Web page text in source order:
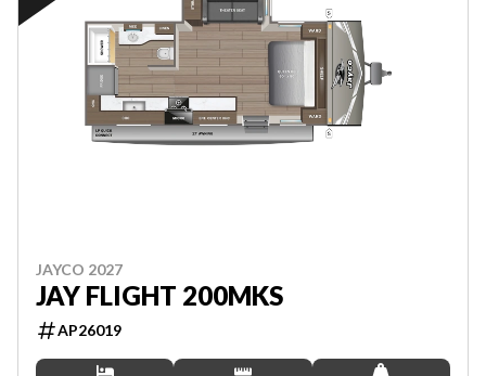
JAYCO 2027
JAY FLIGHT 200MKS
AP26019